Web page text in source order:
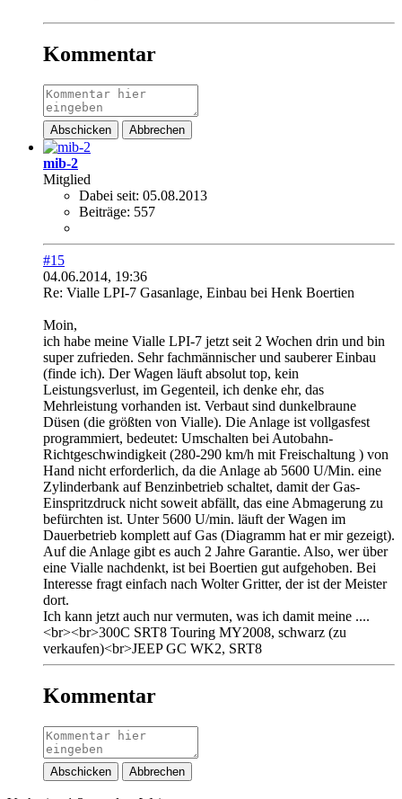
Kommentar
Abschicken Abbrechen
mib-2
Mitglied
Dabei seit: 05.08.2013
Beiträge: 557
#15
04.06.2014, 19:36
Re: Vialle LPI-7 Gasanlage, Einbau bei Henk Boertien
Moin,
ich habe meine Vialle LPI-7 jetzt seit 2 Wochen drin und bin
super zufrieden. Sehr fachmännischer und sauberer Einbau
(finde ich). Der Wagen läuft absolut top, kein
Leistungsverlust, im Gegenteil, ich denke ehr, das
Mehrleistung vorhanden ist. Verbaut sind dunkelbraune
Düsen (die größten von Vialle). Die Anlage ist vollgasfest
programmiert, bedeutet: Umschalten bei Autobahn-
Richtgeschwindigkeit (280-290 km/h mit Freischaltung ) von
Hand nicht erforderlich, da die Anlage ab 5600 U/Min. eine
Zylinderbank auf Benzinbetrieb schaltet, damit der Gas-
Einspritzdruck nicht soweit abfällt, das eine Abmagerung zu
befürchten ist. Unter 5600 U/min. läuft der Wagen im
Dauerbetrieb komplett auf Gas (Diagramm hat er mir gezeigt).
Auf die Anlage gibt es auch 2 Jahre Garantie. Also, wer über
eine Vialle nachdenkt, ist bei Boertien gut aufgehoben. Bei
Interesse fragt einfach nach Wolter Gritter, der ist der Meister
dort.
Ich kann jetzt auch nur vermuten, was ich damit meine ....
<br><br>300C SRT8 Touring MY2008, schwarz (zu
verkaufen)<br>JEEP GC WK2, SRT8
Kommentar
Abschicken Abbrechen